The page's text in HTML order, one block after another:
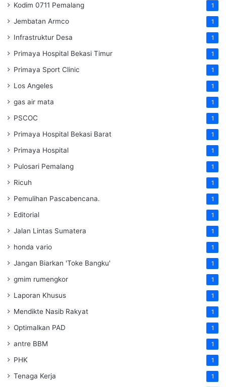
Kodim 0711 Pemalang 1
Jembatan Armco 1
Infrastruktur Desa 1
Primaya Hospital Bekasi Timur 1
Primaya Sport Clinic 1
Los Angeles 1
gas air mata 1
PSCOC 1
Primaya Hospital Bekasi Barat 1
Primaya Hospital 1
Pulosari Pemalang 1
Ricuh 1
Pemulihan Pascabencana. 1
Editorial 1
Jalan Lintas Sumatera 1
honda vario 1
Jangan Biarkan 'Toke Bangku' 1
gmim rumengkor 1
Laporan Khusus 1
Mendikte Nasib Rakyat 1
Optimalkan PAD 1
antre BBM 1
PHK 1
Tenaga Kerja 1